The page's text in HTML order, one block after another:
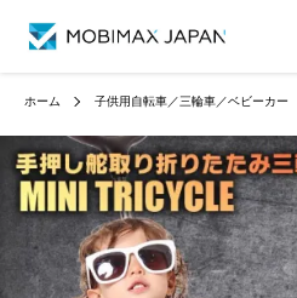
ホーム 子供用自転車／三輪車／ベビーカー